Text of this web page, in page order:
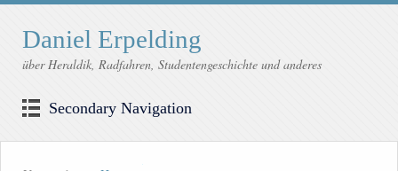
Daniel Erpelding
über Heraldik, Radfahren, Studentengeschichte und anderes
Secondary Navigation